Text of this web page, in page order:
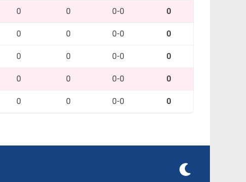
0 0 0-0 0
0 0 0-0 0
0 0 0-0 0
0 0 0-0 0
0 0 0-0 0